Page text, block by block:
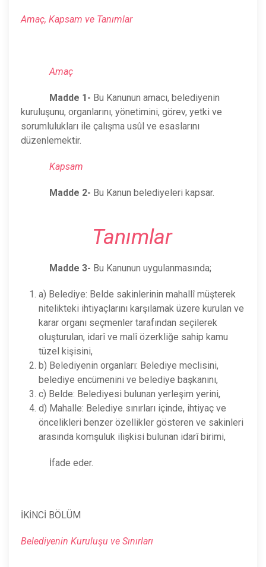
Amaç, Kapsam ve Tanımlar
Amaç
Madde 1- Bu Kanunun amacı, belediyenin
kuruluşunu, organlarını, yönetimini, görev, yetki ve
sorumlulukları ile çalışma usûl ve esaslarını
düzenlemektir.
Kapsam
Madde 2- Bu Kanun belediyeleri kapsar.
Tanımlar
Madde 3- Bu Kanunun uygulanmasında;
a) Belediye: Belde sakinlerinin mahallî müşterek
nitelikteki ihtiyaçlarını karşılamak üzere kurulan ve
karar organı seçmenler tarafından seçilerek
oluşturulan, idarî ve malî özerkliğe sahip kamu
tüzel kişisini,
b) Belediyenin organları: Belediye meclisini,
belediye encümenini ve belediye başkanını,
c) Belde: Belediyesi bulunan yerleşim yerini,
d) Mahalle: Belediye sınırları içinde, ihtiyaç ve
öncelikleri benzer özellikler gösteren ve sakinleri
arasında komşuluk ilişkisi bulunan idarî birimi,
İfade eder.
İKİNCİ BÖLÜM
Belediyenin Kuruluşu ve Sınırları